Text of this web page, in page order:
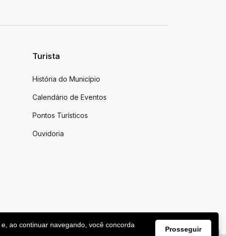
Turista
História do Município
Calendário de Eventos
Pontos Turísticos
Ouvidoria
e, ao continuar navegando, você concorda
Prosseguir